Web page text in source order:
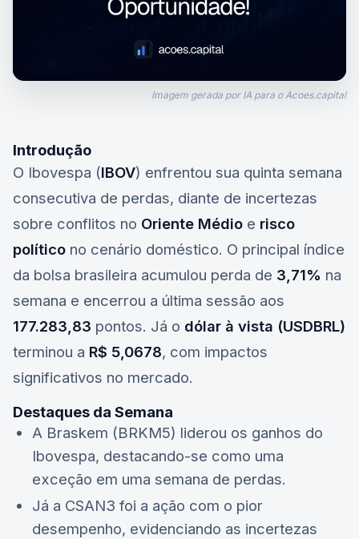
Imagem gerada por IA para o Acoes.capital
Introdução
O Ibovespa (IBOV) enfrentou sua quinta semana
consecutiva de perdas, diante de incertezas
sobre conflitos no Oriente Médio e risco
político no cenário doméstico. O principal índice
da bolsa brasileira acumulou perda de 3,71% na
semana e encerrou a última sessão aos
177.283,83 pontos. Já o dólar à vista (USDBRL)
terminou a R$ 5,0678, com impactos
significativos no mercado.
Destaques da Semana
A Braskem (BRKM5) liderou os ganhos do
Ibovespa, destacando-se como uma
exceção em uma semana de perdas.
Já a CSAN3 foi a ação com o pior
desempenho, evidenciando as incertezas